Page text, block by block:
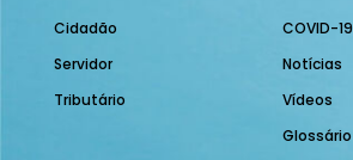
Cidadão
Servidor
Tributário
COVID-19
Notícias
Vídeos
Glossário